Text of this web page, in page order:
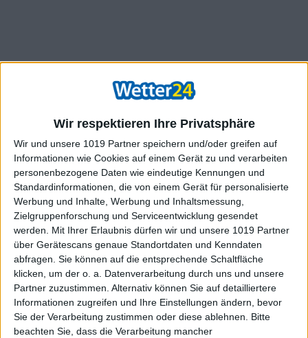
Wir respektieren Ihre Privatsphäre
Wir und unsere 1019 Partner speichern und/oder greifen auf
Informationen wie Cookies auf einem Gerät zu und verarbeiten
personenbezogene Daten wie eindeutige Kennungen und
Standardinformationen, die von einem Gerät für personalisierte
Werbung und Inhalte, Werbung und Inhaltsmessung,
Zielgruppenforschung und Serviceentwicklung gesendet
werden.
Mit Ihrer Erlaubnis dürfen wir und unsere 1019 Partner
über Gerätescans genaue Standortdaten und Kenndaten
abfragen. Sie können auf die entsprechende Schaltfläche
klicken, um der o. a. Datenverarbeitung durch uns und unsere
Partner zuzustimmen. Alternativ können Sie auf detailliertere
Informationen zugreifen und Ihre Einstellungen ändern, bevor
Sie der Verarbeitung zustimmen oder diese ablehnen.
Bitte
beachten Sie, dass die Verarbeitung mancher